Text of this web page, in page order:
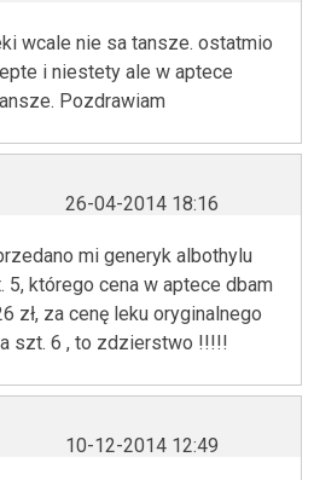
wcale nie sa tansze. ostatmio
i niestety ale w aptece
Pozdrawiam
26-04-2014 18:16
mi generyk albothylu
którego cena w aptece dbam
zł, za cenę leku oryginalnego
szt. 6 , to zdzierstwo !!!!!
10-12-2014 12:49